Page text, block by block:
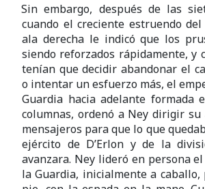
Sin embargo, después de las
cuando el creciente estruendo
ala derecha le indicó que los
siendo reforzados rápidamente, y
tenían que decidir abandonar el
o intentar un esfuerzo más, el
Guardia hacia adelante formada
columnas, ordenó a Ney dirigir su
mensajeros para que lo que
ejército de D’Erlon y de la
avanzara. Ney lideró en persona
la Guardia, inicialmente a caballo,